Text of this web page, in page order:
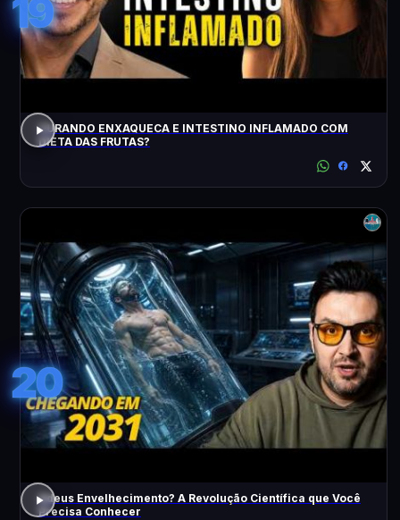
19
CURANDO ENXAQUECA E INTESTINO INFLAMADO COM
DIETA DAS FRUTAS?
20
Adeus Envelhecimento? A Revolução Científica que Você
Precisa Conhecer